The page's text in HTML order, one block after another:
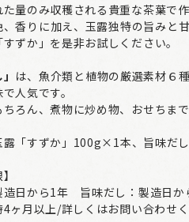
た量のみ収穫される貴重な茶葉で
香りに加え、玉露独特の旨みと
ずか」を是非お試しください。
は、魚介類と植物の厳選素材６
人気です。
ろん、煮物に炒め物、おせちまで
露「すずか」100g×1本、旨味だ
造日から1年 旨味だし：製造日か
4ヶ月以上/詳しくはお問い合わせく